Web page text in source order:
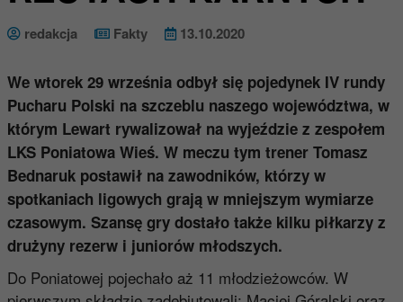
redakcja Fakty 13.10.2020
We wtorek 29 września odbył się pojedynek IV rundy
Pucharu Polski na szczeblu naszego województwa, w
którym Lewart rywalizował na wyjeździe z zespołem
LKS Poniatowa Wieś. W meczu tym trener Tomasz
Bednaruk postawił na zawodników, którzy w
spotkaniach ligowych grają w mniejszym wymiarze
czasowym. Szansę gry dostało także kilku piłkarzy z
drużyny rezerw i juniorów młodszych.
Do Poniatowej pojechało aż 11 młodzieżowców. W